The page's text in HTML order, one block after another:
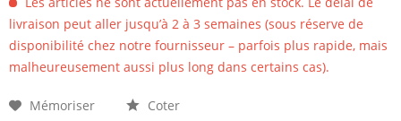
livraison peut aller jusqu’à 2 à 3 semaines (sous réserve de
disponibilité chez notre fournisseur – parfois plus rapide, mais
malheureusement aussi plus long dans certains cas).
Mémoriser Coter